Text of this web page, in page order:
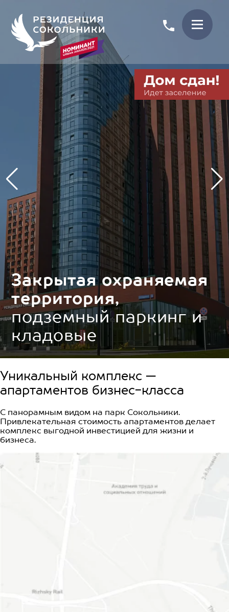
Закрытая охраняемая
территория,
подземный паркинг и
кладовые
Уникальный комплекс —
апартаментов бизнес-класса
С панорамным видом на парк Сокольники.
Привлекательная стоимость апартаментов делает
комплекс выгодной инвестицией для жизни и
бизнеса.